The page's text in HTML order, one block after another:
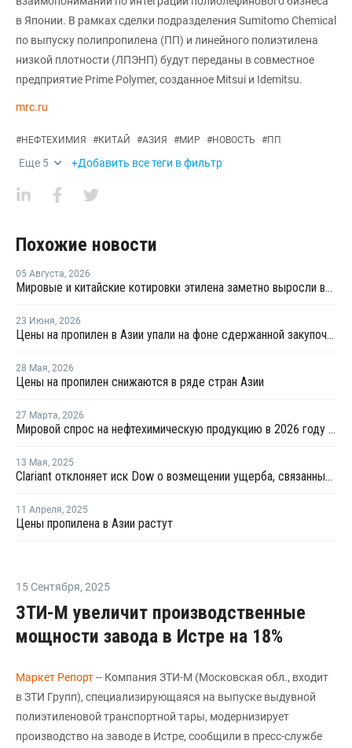
в Японии. В рамках сделки подразделения Sumitomo Chemical
по выпуску полипропилена (ПП) и линейного полиэтилена
низкой плотности (ЛПЭНП) будут переданы в совместное
предприятие Prime Polymer, созданное Mitsui и Idemitsu.
mrc.ru
#НЕФТЕХИМИЯ #КИТАЙ #АЗИЯ #МИР #НОВОСТЬ #ПП
Еще 5 +Добавить все теги в фильтр
Похожие новости
05 Августа, 2026
Мировые и китайские котировки этилена заметно выросли во второй половине июля
23 Июня, 2026
Цены на пропилен в Азии упали на фоне сдержанной закупочной активности
28 Мая, 2026
Цены на пропилен снижаются в ряде стран Азии
27 Марта, 2026
Мировой спрос на нефтехимическую продукцию в 2026 году может снизиться на 25%
13 Мая, 2025
Clariant отклоняет иск Dow о возмещении ущерба, связанный с картелем по закупке этилена
11 Апреля, 2025
Цены пропилена в Азии растут
15 Сентября, 2025
ЗТИ-М увеличит производственные
мощности завода в Истре на 18%
Маркет Репорт-- Компания ЗТИ-М (Московская обл., входит
в ЗТИ Групп), специализирующаяся на выпуске выдувной
полиэтиленовой транспортной тары, модернизирует
производство на заводе в Истре, сообщили в пресс-службе